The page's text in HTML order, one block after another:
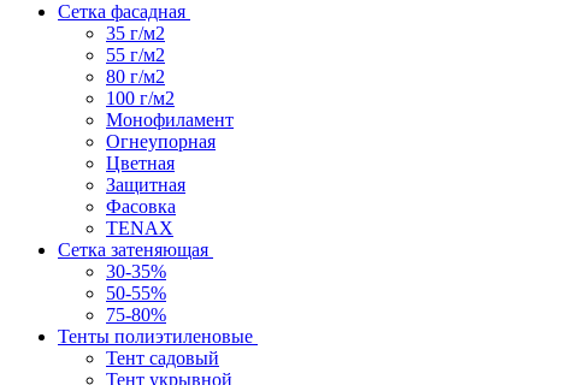
Сетка фасадная
35 г/м2
55 г/м2
80 г/м2
100 г/м2
Монофиламент
Огнеупорная
Цветная
Защитная
Фасовка
TENAX
Сетка затеняющая
30-35%
50-55%
75-80%
Тенты полиэтиленовые
Тент садовый
Тент укрывной